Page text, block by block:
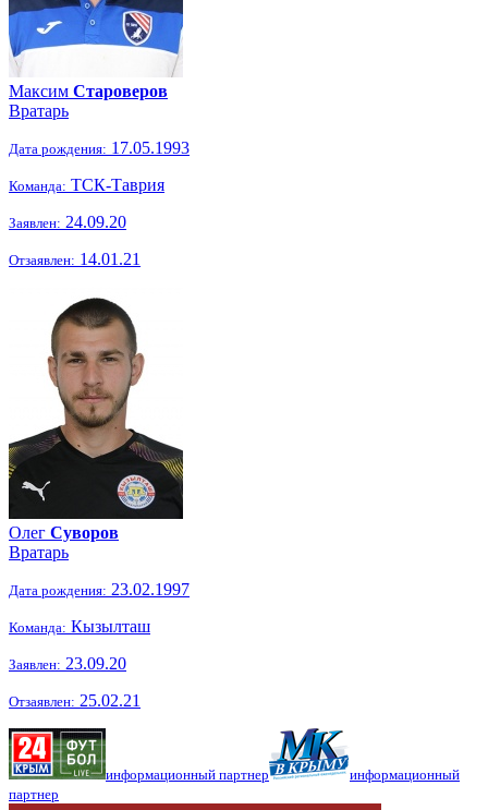
Максим Староверов
Вратарь
Дата рождения: 17.05.1993
Команда: ТСК-Таврия
Заявлен: 24.09.20
Отзаявлен: 14.01.21
Олег Суворов
Вратарь
Дата рождения: 23.02.1997
Команда: Кызылташ
Заявлен: 23.09.20
Отзаявлен: 25.02.21
информационный партнер
информационный
партнер